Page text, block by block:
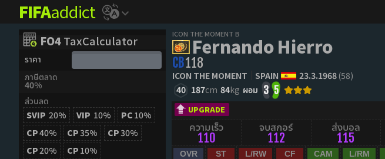
FIFAaddict
FO4TaxCalculator
ราคา
ภาษีตลาด
40%
ส่วนลด
SVIP 20% VIP 10% PC 10%
CP40% CP35% CP30%
CP20% CP 10%
ICON THE MOMENT B
Fernando Hierro
CB118
ICON THE MOMENT SPAIN 23.3.1968(58)
40 187cm 84kg ผอม 3 5
UPGRADE
ความเร็ว
110
จบสกอร์
112
ส่งบอล
115
OVR ST L/RW CF CAM L/RM